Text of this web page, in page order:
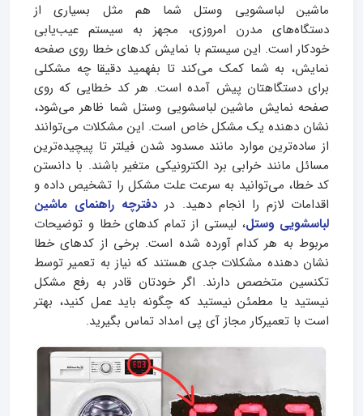
ماشین لباسشویی وستل شما هم مثل بسیاری از
دستگاه‌های مدرن امروزی، مجهز به سیستم عیب‌یابی
خودکار است. این سیستم با نمایش کدهای خطا روی صفحه
نمایش، به شما کمک می‌کند تا بفهمید دقیقا چه مشکلی
برای دستگاهتان پیش آمده است. هر کد خطایی که روی
صفحه نمایش ماشین لباسشویی وستل شما ظاهر می‌شود،
نشان دهنده یک مشکل خاص است. این مشکلات می‌توانند
از ساده‌ترین موارد مانند مسدود شدن فیلتر تا پیچیده‌ترین
مسائل مانند خرابی برد الکترونیکی متغیر باشند. با دانستن
کد خطا، می‌توانید به سرعت علت مشکل را تشخیص داده و
اقدامات لازم را انجام دهید. در دفترچه راهنمای ماشین
لباسشویی وستل، لیستی از تمام کدهای خطا و توضیحات
مربوط به هر کدام آورده شده است. برخی از کدهای خطا
نشان دهنده مشکلات جدی هستند که نیاز به تعمیر توسط
تکنسین متخصص دارند. اگر خودتان قادر به رفع مشکل
نیستید یا مطمئن نیستید که چگونه باید عمل کنید، بهتر
است با تعمیرکار مجاز آی پی امداد تماس بگیرید.